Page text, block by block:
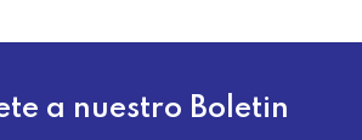
a nuestro Boletin